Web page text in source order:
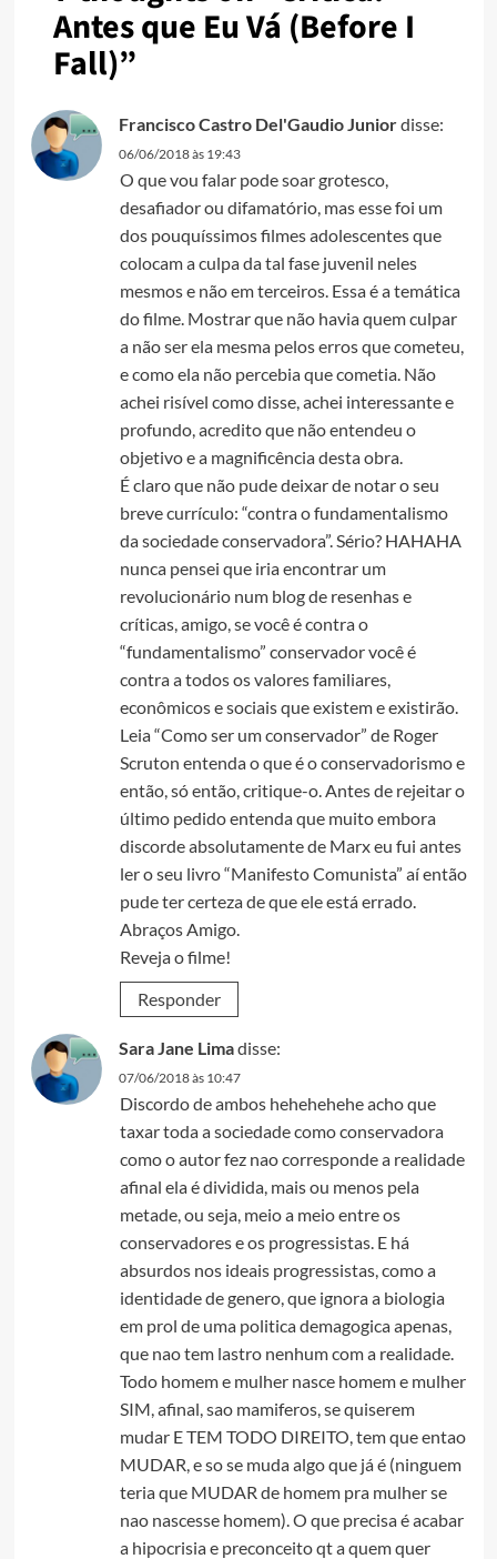
Antes que Eu Vá (Before I
Fall)”
Francisco Castro Del'Gaudio Juniordisse:
06/06/2018 às 19:43
O que vou falar pode soar grotesco,
desafiador ou difamatório, mas esse foi um
dos pouquíssimos filmes adolescentes que
colocam a culpa da tal fase juvenil neles
mesmos e não em terceiros. Essa é a temática
do filme. Mostrar que não havia quem culpar
a não ser ela mesma pelos erros que cometeu,
e como ela não percebia que cometia. Não
achei risível como disse, achei interessante e
profundo, acredito que não entendeu o
objetivo e a magnificência desta obra.
É claro que não pude deixar de notar o seu
breve currículo: “contra o fundamentalismo
da sociedade conservadora”. Sério? HAHAHA
nunca pensei que iria encontrar um
revolucionário num blog de resenhas e
críticas, amigo, se você é contra o
“fundamentalismo” conservador você é
contra a todos os valores familiares,
econômicos e sociais que existem e existirão.
Leia “Como ser um conservador” de Roger
Scruton entenda o que é o conservadorismo e
então, só então, critique-o. Antes de rejeitar o
último pedido entenda que muito embora
discorde absolutamente de Marx eu fui antes
ler o seu livro “Manifesto Comunista” aí então
pude ter certeza de que ele está errado.
Abraços Amigo.
Reveja o filme!
Responder
Sara Jane Limadisse:
07/06/2018 às 10:47
Discordo de ambos hehehehehe acho que
taxar toda a sociedade como conservadora
como o autor fez nao corresponde a realidade
afinal ela é dividida, mais ou menos pela
metade, ou seja, meio a meio entre os
conservadores e os progressistas. E há
absurdos nos ideais progressistas, como a
identidade de genero, que ignora a biologia
em prol de uma politica demagogica apenas,
que nao tem lastro nenhum com a realidade.
Todo homem e mulher nasce homem e mulher
SIM, afinal, sao mamiferos, se quiserem
mudar E TEM TODO DIREITO, tem que entao
MUDAR, e so se muda algo que já é (ninguem
teria que MUDAR de homem pra mulher se
nao nascesse homem). O que precisa é acabar
a hipocrisia e preconceito qt a quem quer